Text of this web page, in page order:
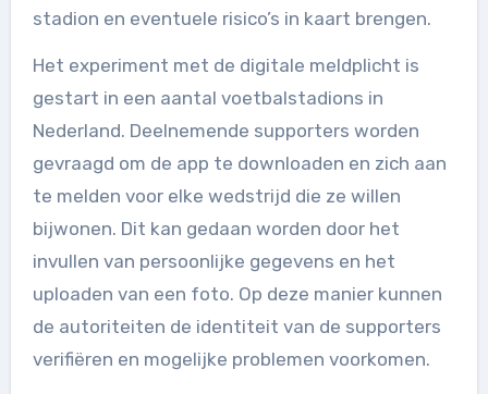
stadion en eventuele risico’s in kaart brengen.
Het experiment met de digitale meldplicht is
gestart in een aantal voetbalstadions in
Nederland. Deelnemende supporters worden
gevraagd om de app te downloaden en zich aan
te melden voor elke wedstrijd die ze willen
bijwonen. Dit kan gedaan worden door het
invullen van persoonlijke gegevens en het
uploaden van een foto. Op deze manier kunnen
de autoriteiten de identiteit van de supporters
verifiëren en mogelijke problemen voorkomen.